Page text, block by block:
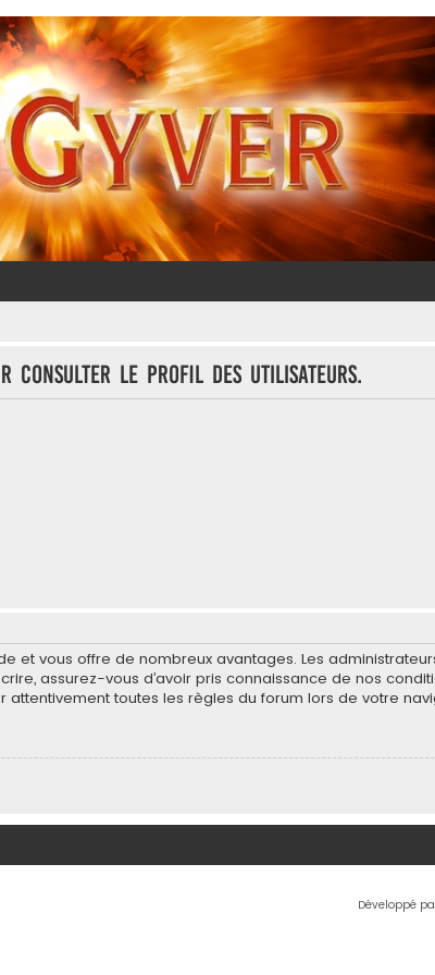
consulter le profil des utilisateurs.
et vous offre de nombreux avantages. Les
assurez-vous d’avoir pris connaissance de nos
toutes les règles du forum lors de votre
Développé